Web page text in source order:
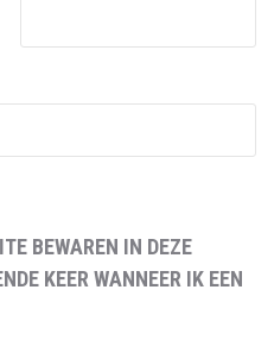
BEWAREN IN DEZE
KEER WANNEER IK EEN